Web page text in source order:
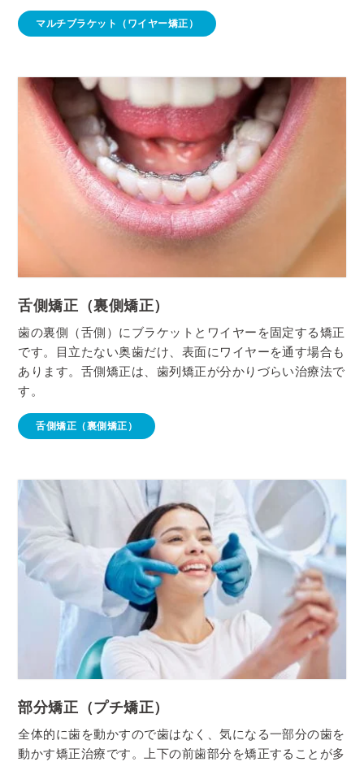
マルチブラケット（ワイヤー矯正）
舌側矯正（裏側矯正）
歯の裏側（舌側）にブラケットとワイヤーを固定する矯正
です。目立たない奥歯だけ、表面にワイヤーを通す場合も
あります。舌側矯正は、歯列矯正が分かりづらい治療法で
す。
舌側矯正（裏側矯正）
部分矯正（プチ矯正）
全体的に歯を動かすので歯はなく、気になる一部分の歯を
動かす矯正治療です。上下の前歯部分を矯正することが多